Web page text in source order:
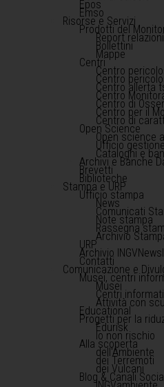
Epos
Emso
Risorse e Servizi
Prodotti del
Report
Bollettini
Mappe
Centri
Centro
Centro
Centro allerta
Centro
Centro di
Centro per il
Centro di
Open Science
Open science
Ufficio
Cataloghi e
Archivi e Banche
Brevetti
Biblioteche
Stampa e URP
Ufficio stampa
News
Comunicati
Note stampa
Rassegna
Archivio
URP
Archivio
Contatti
Comunicazione e
Musei, centri
Musei
Centri
Attività con
Educational
Progetti per la
Edurisk
Io non rischio
Alla scoperta
dell'Ambiente
dei Terremoti
dei Vulcani
Blog & Canali